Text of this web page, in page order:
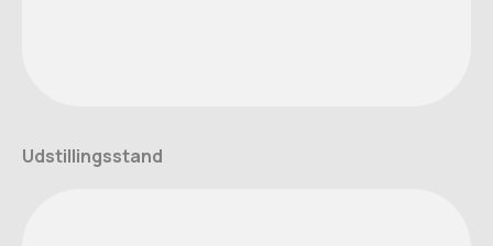
Udstillingsstand